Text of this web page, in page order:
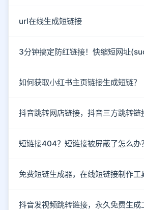
url在线生成短链接
如何获取小红书主页链接生成短链？
抖音跳转网店链接，抖音三方跳转链
短链接404？短链接被屏蔽了怎么办？
免费短链生成器，在线短链接制作工
抖音发视频跳转链接，永久免费生成